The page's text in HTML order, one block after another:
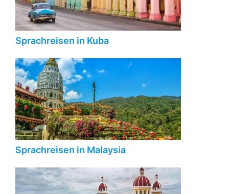
Sprachreisen in Kuba
Sprachreisen in Malaysia